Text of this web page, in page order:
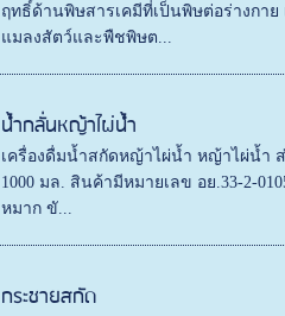
ฤทธิ์ด้านพิษสารเคมีที่เป็นพิษต่อร่างกา
แมลงสัตว์และพืชพิษต...
น้ำกลั่นหญ้าไผ่น้ำ
เครื่องดื่มน้ำสกัดหญ้าไผ่น้ำ หญ้าไผ่น้ำ
1000 มล. สินค้ามีหมายเลข อย.33-2-
หมาก ขั...
กระชายสกัด